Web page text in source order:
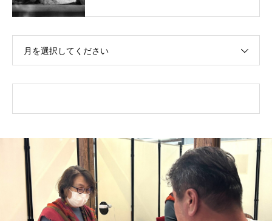
月を選択してください